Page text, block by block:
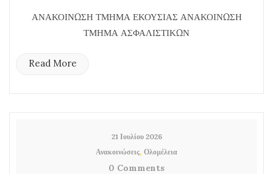
ΑΝΑΚΟΙΝΩΣΗ ΤΜΗΜΑ ΕΚΟΥΣΙΑΣ ΑΝΑΚΟΙΝΩΣΗ
ΤΜΗΜΑ ΑΣΦΑΛΙΣΤΙΚΩΝ
Read More
21 Ιουλίου 2026
Ανακοινώσεις, Ολομέλεια
0 Comments